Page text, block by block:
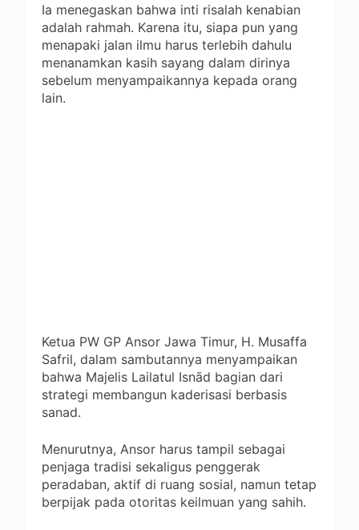
Ia menegaskan bahwa inti risalah kenabian
adalah rahmah. Karena itu, siapa pun yang
menapaki jalan ilmu harus terlebih dahulu
menanamkan kasih sayang dalam dirinya
sebelum menyampaikannya kepada orang
lain.
Ketua PW GP Ansor Jawa Timur, H. Musaffa
Safril, dalam sambutannya menyampaikan
bahwa Majelis Lailatul Isnād bagian dari
strategi membangun kaderisasi berbasis
sanad.
Menurutnya, Ansor harus tampil sebagai
penjaga tradisi sekaligus penggerak
peradaban, aktif di ruang sosial, namun tetap
berpijak pada otoritas keilmuan yang sahih.